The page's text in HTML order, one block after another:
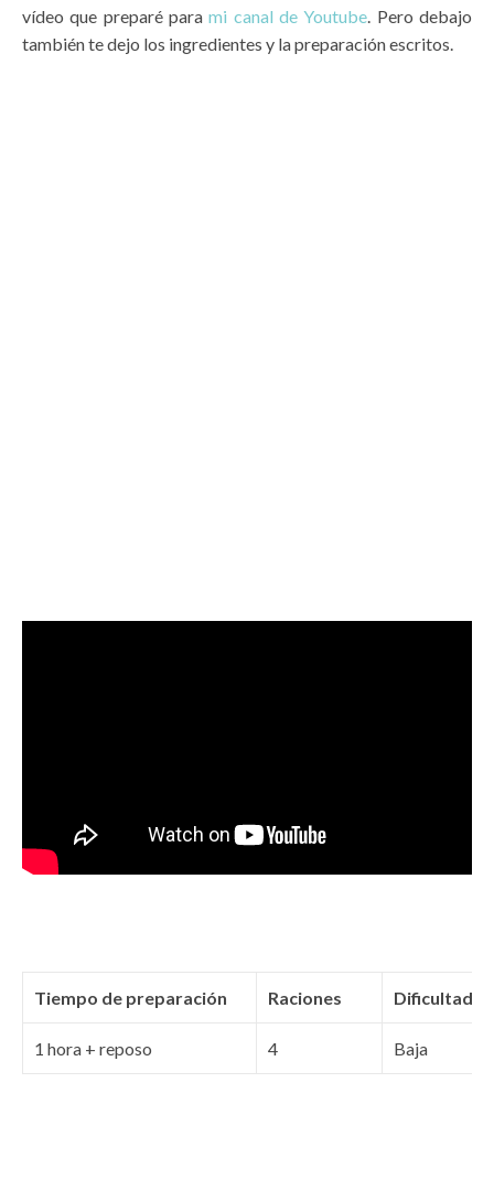
vídeo que preparé parami canal de Youtube. Pero debajo
también te dejo los ingredientes y la preparación escritos.
Tiempo de preparación Raciones Dificultad
1 hora + reposo 4 Baja